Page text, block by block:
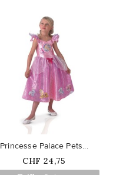
Princesse Palace Pets...
Prix
CHF 24,75